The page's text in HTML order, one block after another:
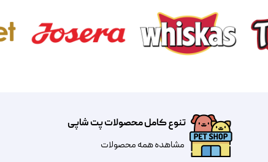
تنوع کامل محصولات پت شاپی
مشاهده همه محصولات